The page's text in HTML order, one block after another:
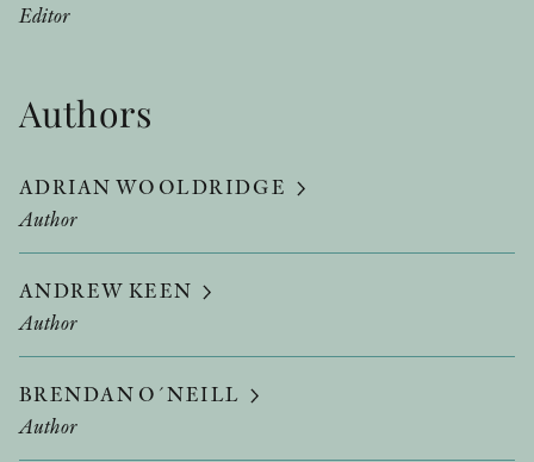
Editor
Authors
ADRIAN WOOLDRIDGE
Author
ANDREW KEEN
Author
BRENDAN O´NEILL
Author